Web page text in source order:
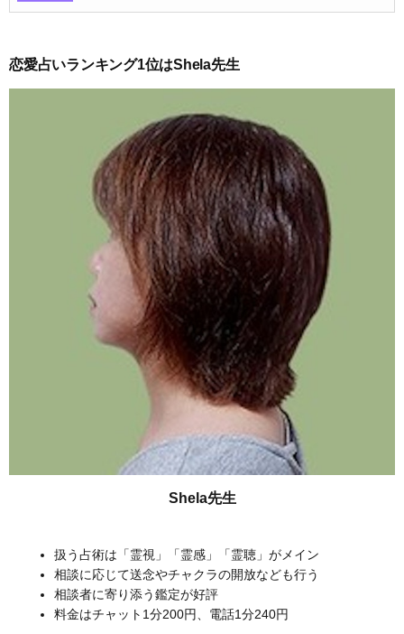
恋愛占いランキング1位はShela先生
Shela先生
扱う占術は「霊視」「霊感」「霊聴」がメイン
相談に応じて送念やチャクラの開放なども行う
相談者に寄り添う鑑定が好評
料金はチャット1分200円、電話1分240円